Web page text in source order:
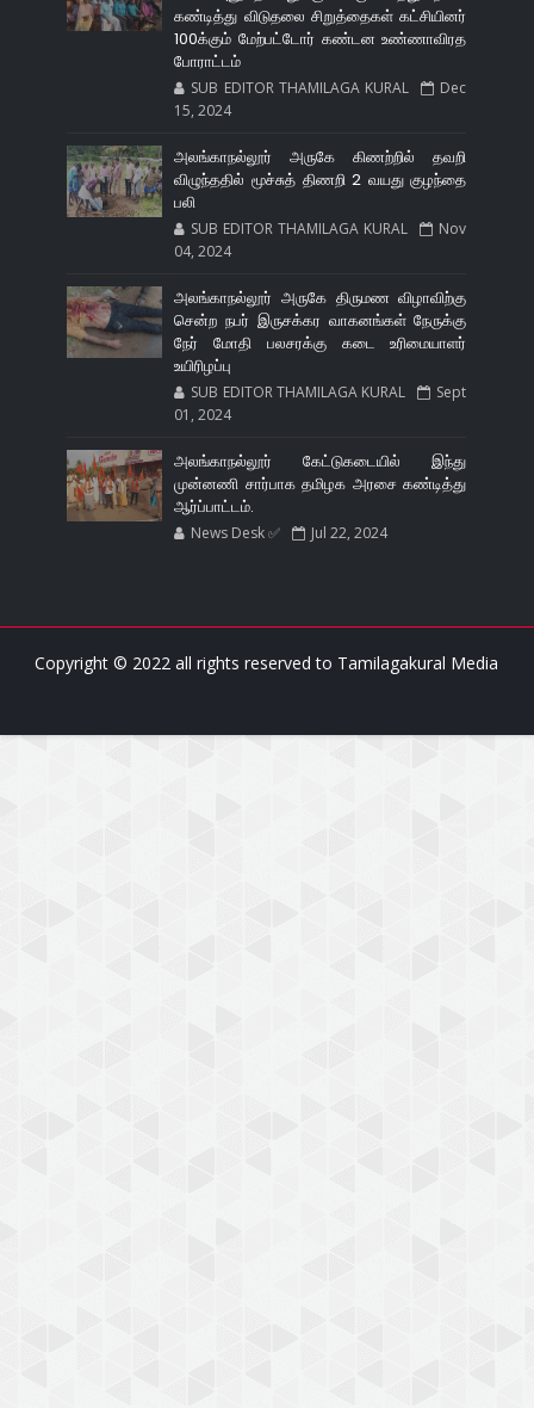
கண்டித்து விடுதலை சிறுத்தைகள் கட்சியினர்
100க்கும் மேற்பட்டோர் கண்டன உண்ணாவிரத
போராட்டம்
SUB EDITOR THAMILAGA KURAL
Dec
15, 2024
அலங்காநல்லூர் அருகே கிணற்றில் தவறி
விழுந்ததில் மூச்சுத் திணறி 2 வயது குழந்தை
பலி
SUB EDITOR THAMILAGA KURAL
Nov
04, 2024
அலங்காநல்லூர் அருகே திருமண விழாவிற்கு
சென்ற நபர் இருசக்கர வாகனங்கள் நேருக்கு
நேர் மோதி பலசரக்கு கடை உரிமையாளர்
உயிரிழப்பு
SUB EDITOR THAMILAGA KURAL
Sept
01, 2024
அலங்காநல்லூர் கேட்டுகடையில் இந்து
முன்னணி சார்பாக தமிழக அரசை கண்டித்து
ஆர்ப்பாட்டம்.
News Desk ✅ Jul 22, 2024
Copyright © 2022 all rights reserved to Tamilagakural Media